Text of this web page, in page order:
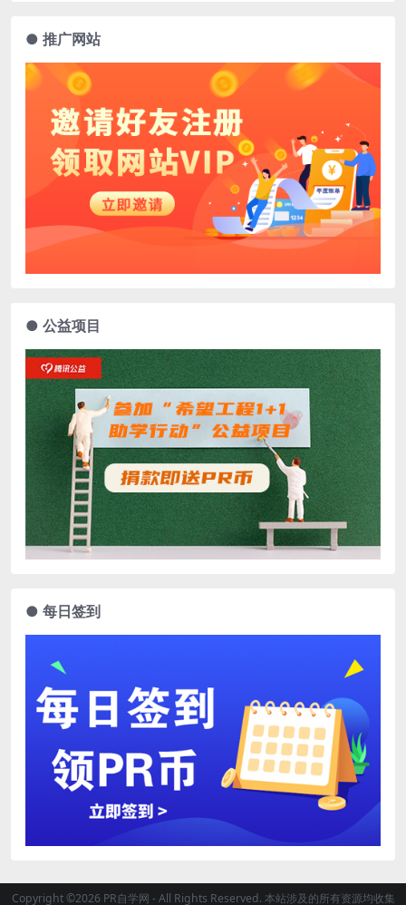
● 推广网站
● 公益项目
● 每日签到
Copyright ©2026 PR自学网 - All Rights Reserved. 本站涉及的所有资源均收集